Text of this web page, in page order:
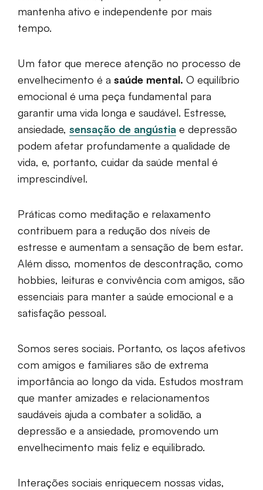
mantenha ativo e independente por mais
tempo.
Um fator que merece atenção no processo de
envelhecimento é a saúde mental. O equilíbrio
emocional é uma peça fundamental para
garantir uma vida longa e saudável. Estresse,
ansiedade, sensação de angústia e depressão
podem afetar profundamente a qualidade de
vida, e, portanto, cuidar da saúde mental é
imprescindível.
Práticas como meditação e relaxamento
contribuem para a redução dos níveis de
estresse e aumentam a sensação de bem estar.
Além disso, momentos de descontração, como
hobbies, leituras e convivência com amigos, são
essenciais para manter a saúde emocional e a
satisfação pessoal.
Somos seres sociais. Portanto, os laços afetivos
com amigos e familiares são de extrema
importância ao longo da vida. Estudos mostram
que manter amizades e relacionamentos
saudáveis ajuda a combater a solidão, a
depressão e a ansiedade, promovendo um
envelhecimento mais feliz e equilibrado.
Interações sociais enriquecem nossas vidas,